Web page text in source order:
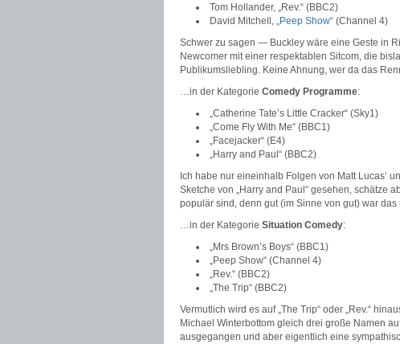
Tom Hollander, „Rev.“ (BBC2)
David Mitchell, „Peep Show“ (Channel 4)
Schwer zu sagen — Buckley wäre eine Geste in
Newcomer mit einer respektablen Sitcom, die
Publikumsliebling. Keine Ahnung, wer da das
…in der Kategorie Comedy Programme:
„Catherine Tate’s Little Cracker“ (Sky1)
„Come Fly With Me“ (BBC1)
„Facejacker“ (E4)
„Harry and Paul“ (BBC2)
Ich habe nur eineinhalb Folgen von Matt Lucas‘
Sketche von „Harry and Paul“ gesehen, schätze
populär sind, denn gut (im Sinne von gut) war das
…in der Kategorie Situation Comedy:
„Mrs Brown’s Boys“ (BBC1)
„Peep Show“ (Channel 4)
„Rev.“ (BBC2)
„The Trip“ (BBC2)
Vermutlich wird es auf „The Trip“ oder „Rev.“
Michael Winterbottom gleich drei große Namen
ausgegangen und aber eigentlich eine